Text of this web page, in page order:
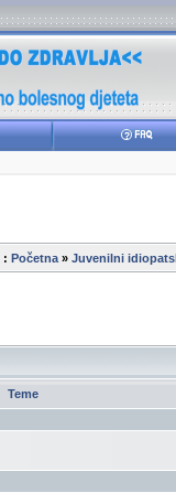
: Početna » Juvenilni
Teme